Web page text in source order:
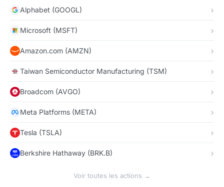
Alphabet (GOOGL)
Microsoft (MSFT)
Amazon.com (AMZN)
Taiwan Semiconductor Manufacturing (TSM)
Broadcom (AVGO)
Meta Platforms (META)
Tesla (TSLA)
Berkshire Hathaway (BRK.B)
Voir toutes les actions →